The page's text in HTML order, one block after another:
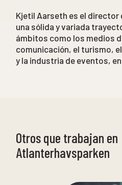
Kjetil Aarseth es el director
una sólida y variada
ámbitos como los medios
comunicación, el turismo,
y la industria de eventos,
Otros que trabajan en
Atlanterhavsparken